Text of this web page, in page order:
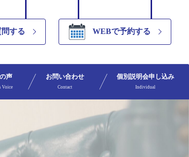
する WEBで予約する
声
Voice
お問い合わせ
Contact
個別説明会申し込み
Individual